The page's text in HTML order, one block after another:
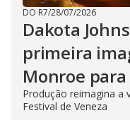
DO R7/28/07/2026
Dakota
primeira
Monroe
Produção reimagina a
Festival de Veneza